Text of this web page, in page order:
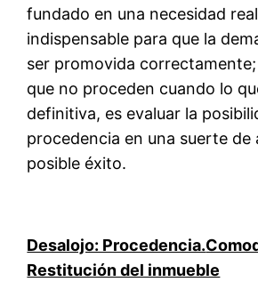
fundado en una necesidad
indispensable para que la
ser promovida
que no proceden cuando lo
definitiva, es evaluar la
procedencia en una suerte de
posible éxito.
Desalojo: Procedencia.
Restitución del inmueble